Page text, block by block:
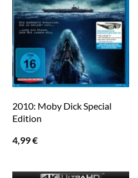
2010: Moby Dick Special
Edition
4,99€